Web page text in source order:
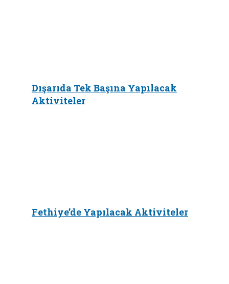
Dışarıda Tek Başına Yapılacak
Aktiviteler
Fethiye’de Yapılacak Aktiviteler